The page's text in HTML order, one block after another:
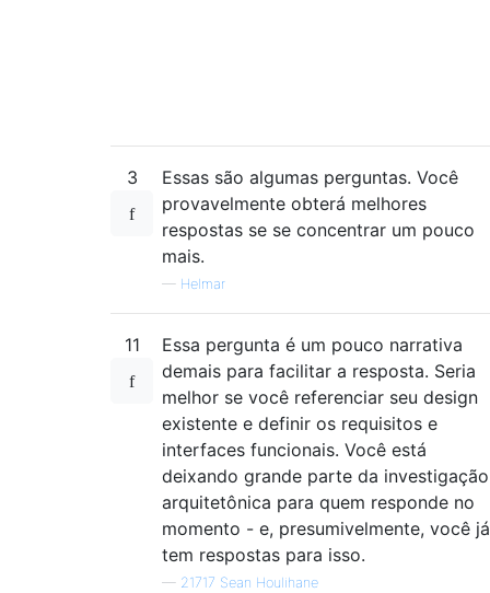
3
Essas são algumas perguntas. Você
provavelmente obterá melhores
respostas se se concentrar um pouco
mais.
— Helmar
11
Essa pergunta é um pouco narrativa
demais para facilitar a resposta. Seria
melhor se você referenciar seu design
existente e definir os requisitos e
interfaces funcionais. Você está
deixando grande parte da investigação
arquitetônica para quem responde no
momento - e, presumivelmente, você já
tem respostas para isso.
— 21717 Sean Houlihane